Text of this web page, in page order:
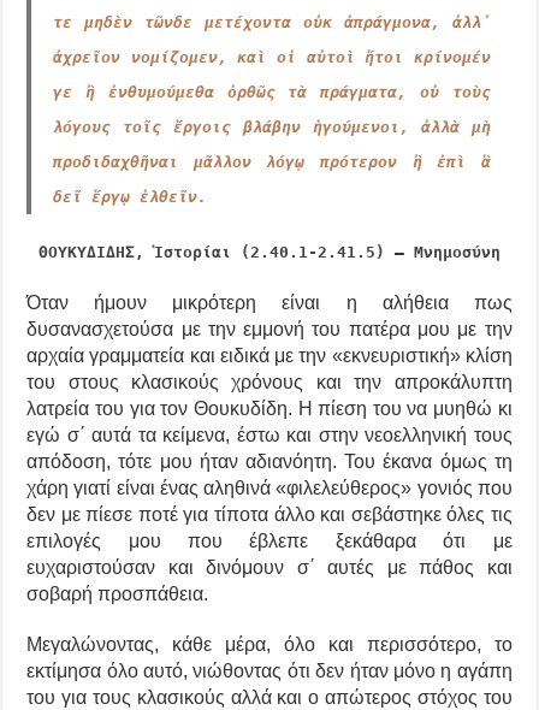
τε μηδὲν τῶνδε μετέχοντα οὐκ ἀπράγμονα, ἀλλ᾽
ἀχρεῖον νομίζομεν, καὶ οἱ αὐτοὶ ἤτοι κρίνομέν
γε ἢ ἐνθυμούμεθα ὀρθῶς τὰ πράγματα, οὐ τοὺς
λόγους τοῖς ἔργοις βλάβην ἡγούμενοι, ἀλλὰ μὴ
προδιδαχθῆναι μᾶλλον λόγῳ πρότερον ἢ ἐπὶ ἃ
δεῖ ἔργῳ ἐλθεῖν.
ΘΟΥΚΥΔΙΔΗΣ, Ἱστορίαι (2.40.1-2.41.5) – Μνημοσύνη
Όταν ήμουν μικρότερη είναι η αλήθεια πως
δυσανασχετούσα με την εμμονή του πατέρα μου με την
αρχαία γραμματεία και ειδικά με την «εκνευριστική» κλίση
του στους κλασικούς χρόνους και την απροκάλυπτη
λατρεία του για τον Θουκυδίδη. Η πίεση του να μυηθώ κι
εγώ σ΄ αυτά τα κείμενα, έστω και στην νεοελληνική τους
απόδοση, τότε μου ήταν αδιανόητη. Του έκανα όμως τη
χάρη γιατί είναι ένας αληθινά «φιλελεύθερος» γονιός που
δεν με πίεσε ποτέ για τίποτα άλλο και σεβάστηκε όλες τις
επιλογές μου που έβλεπε ξεκάθαρα ότι με
ευχαριστούσαν και δινόμουν σ΄ αυτές με πάθος και
σοβαρή προσπάθεια.
Μεγαλώνοντας, κάθε μέρα, όλο και περισσότερο, το
εκτίμησα όλο αυτό, νιώθοντας ότι δεν ήταν μόνο η αγάπη
του για τους κλασικούς αλλά και ο απώτερος στόχος του